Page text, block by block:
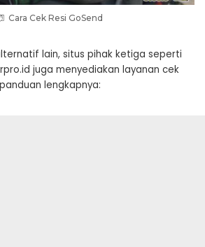
Cara Cek Resi GoSend
lain, situs pihak ketiga seperti
juga menyediakan layanan cek
lengkapnya: